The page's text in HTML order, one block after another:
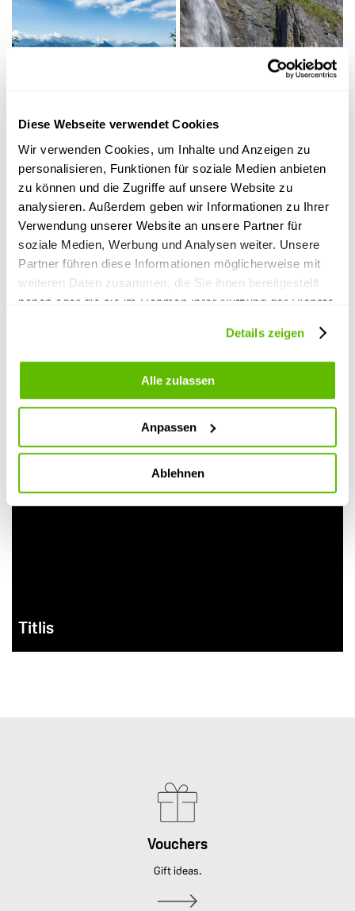
Diese Webseite verwendet Cookies
Wir verwenden Cookies, um Inhalte und Anzeigen zu
personalisieren, Funktionen für soziale Medien anbieten
zu können und die Zugriffe auf unsere Website zu
analysieren. Außerdem geben wir Informationen zu Ihrer
Verwendung unserer Website an unsere Partner für
soziale Medien, Werbung und Analysen weiter. Unsere
Partner führen diese Informationen möglicherweise mit
weiteren Daten zusammen, die Sie ihnen bereitgestellt
haben oder die sie im Rahmen Ihrer Nutzung der Dienste
Details zeigen
Alle zulassen
Anpassen
Ablehnen
Rigi Schilthorn
Sunnegga/RothornZermatt
Schynige Platte Stanserhorn
Titlis
Vouchers
Gift ideas.